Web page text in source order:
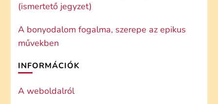
(ismertető jegyzet)
A bonyodalom fogalma, szerepe az epikus
művekben
INFORMÁCIÓK
A weboldalról